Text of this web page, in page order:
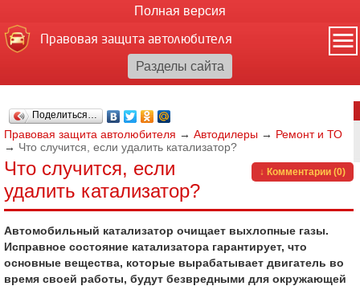
Полная версия
Правовая защита автолюбителя
Поделиться…
Правовая защита автолюбителя → Автодилеры → Ремонт и ТО
→ Что случится, если удалить катализатор?
↓ Комментарии (0)
Что случится, если
удалить катализатор?
Автомобильный катализатор очищает выхлопные газы.
Исправное состояние катализатора гарантирует, что
основные вещества, которые вырабатывает двигатель во
время своей работы, будут безвредными для окружающей